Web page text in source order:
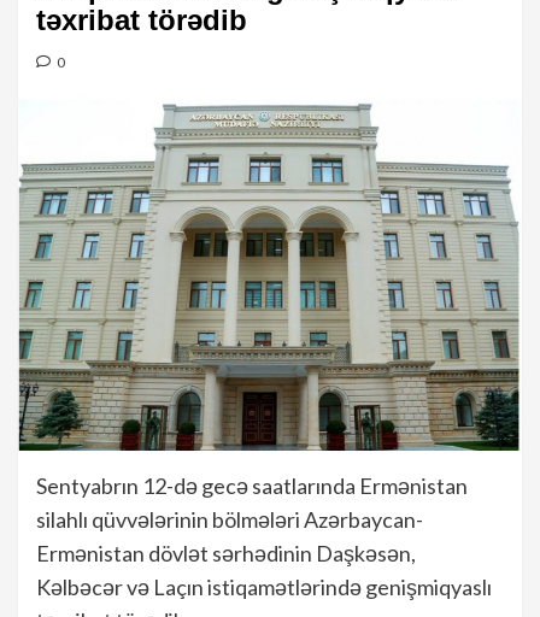
təxribat törədib
0
Sentyabrın 12-də gecə saatlarında Ermənistan
silahlı qüvvələrinin bölmələri Azərbaycan-
Ermənistan dövlət sərhədinin Daşkəsən,
Kəlbəcər və Laçın istiqamətlərində genişmiqyaslı